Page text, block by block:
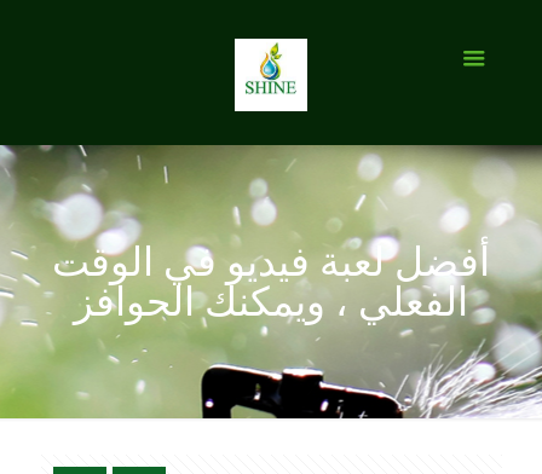
أفضل لعبة فيديو في الوقت
الفعلي ، ويمكنك الحوافز